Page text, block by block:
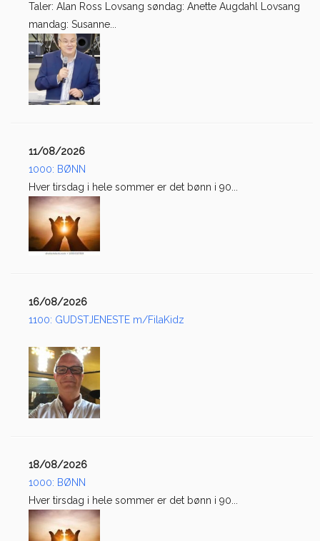
Taler: Alan Ross Lovsang søndag: Anette Augdahl Lovsang
mandag: Susanne...
11/08/2026
1000: BØNN
Hver tirsdag i hele sommer er det bønn i 90...
16/08/2026
1100: GUDSTJENESTE m/FilaKidz
18/08/2026
1000: BØNN
Hver tirsdag i hele sommer er det bønn i 90...